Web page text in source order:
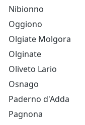
Nibionno
Oggiono
Olgiate Molgora
Olginate
Oliveto Lario
Osnago
Paderno d'Adda
Pagnona